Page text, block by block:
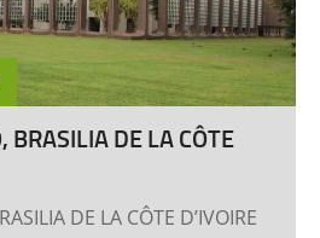
BRASILIA DE LA CÔTE
DE LA CÔTE D’IVOIRE